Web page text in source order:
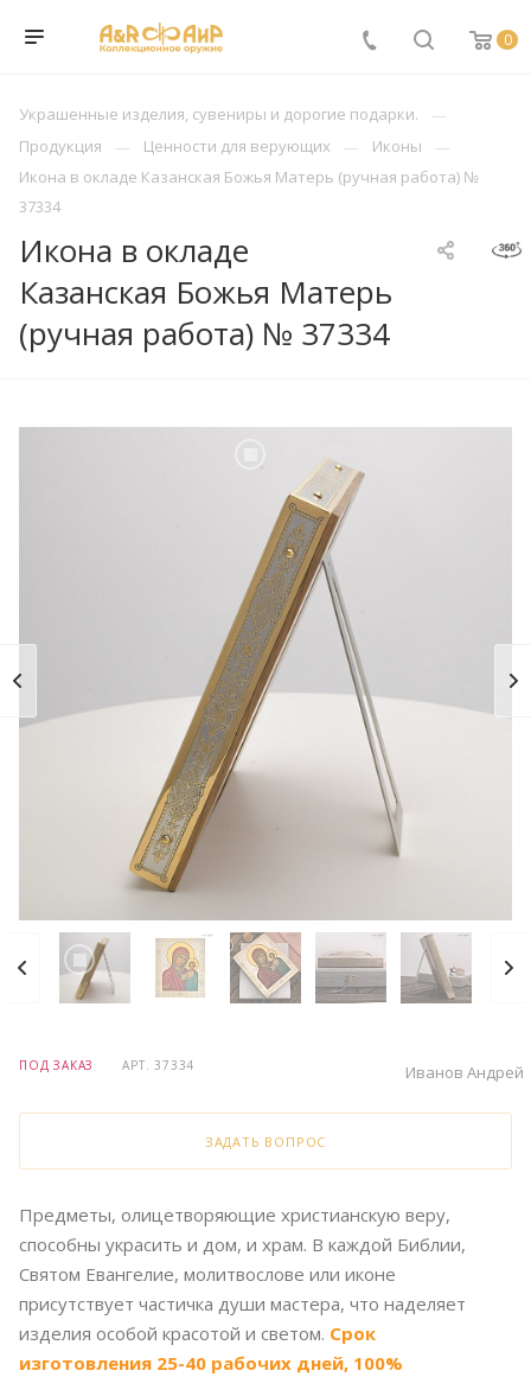
0
Украшенные изделия, сувениры и дорогие подарки.
Продукция
Ценности для верующих
Иконы
Икона в окладе Казанская Божья Матерь (ручная работа) №
37334
Икона в окладе
Казанская Божья Матерь
(ручная работа) № 37334
ПОД ЗАКАЗ АРТ.37334 Иванов Андрей
ЗАДАТЬ ВОПРОС
Предметы, олицетворяющие христианскую веру,
способны украсить и дом, и храм. В каждой Библии,
Святом Евангелие, молитвослове или иконе
присутствует частичка души мастера, что наделяет
изделия особой красотой и светом. Срок
изготовления 25-40 рабочих дней, 100%